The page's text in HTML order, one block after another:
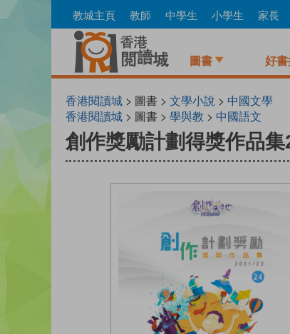
to
教城主頁 教師 中學生 小學生 家長
圖書 好
香港閱讀城 > 圖書 > 文學小說 > 中國文學
香港閱讀城 > 圖書 > 學與教 > 中國語文
創作獎勵計劃得獎作品集